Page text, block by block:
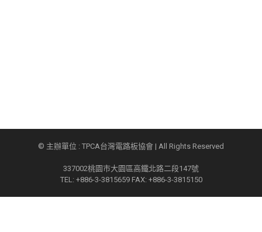
© 主辦單位 : TPCA台灣電路板協會 | All Rights Reserved
337002桃園市大園區高鐵北路二段147號
TEL: +886-3-3815659 FAX: +886-3-3815150